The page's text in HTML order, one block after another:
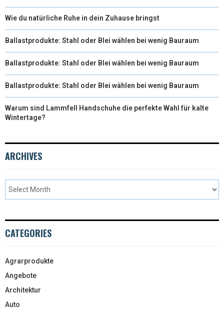
Wie du natürliche Ruhe in dein Zuhause bringst
Ballastprodukte: Stahl oder Blei wählen bei wenig Bauraum
Ballastprodukte: Stahl oder Blei wählen bei wenig Bauraum
Ballastprodukte: Stahl oder Blei wählen bei wenig Bauraum
Warum sind Lammfell Handschuhe die perfekte Wahl für kalte
Wintertage?
ARCHIVES
CATEGORIES
Agrarprodukte
Angebote
Architektur
Auto